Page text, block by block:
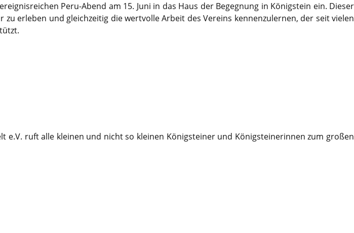
Peru-Abend am 15. Juni in das Haus der Begegnung in Königstein ein. Dieser
erleben und gleichzeitig die wertvolle Arbeit des Vereins kennenzulernen, der seit vielen
e.V. ruft alle kleinen und nicht so kleinen Königsteiner und Königsteinerinnen zum großen